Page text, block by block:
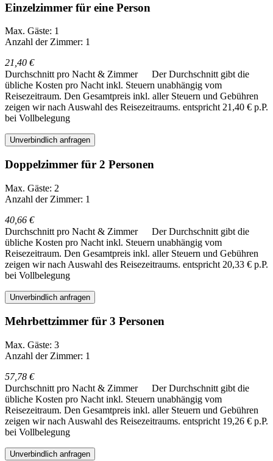
Einzelzimmer für eine Person
Max. Gäste: 1
Anzahl der Zimmer: 1
21,40 €
Durchschnitt pro Nacht & Zimmer
Der Durchschnitt gibt die
übliche Kosten pro Nacht inkl. Steuern unabhängig vom
Reisezeitraum. Den Gesamtpreis inkl. aller Steuern und Gebühren
zeigen wir nach Auswahl des Reisezeitraums. entspricht 21,40 € p.P.
bei Vollbelegung
Unverbindlich anfragen
Doppelzimmer für 2 Personen
Max. Gäste: 2
Anzahl der Zimmer: 1
40,66 €
Durchschnitt pro Nacht & Zimmer
Der Durchschnitt gibt die
übliche Kosten pro Nacht inkl. Steuern unabhängig vom
Reisezeitraum. Den Gesamtpreis inkl. aller Steuern und Gebühren
zeigen wir nach Auswahl des Reisezeitraums. entspricht 20,33 € p.P.
bei Vollbelegung
Unverbindlich anfragen
Mehrbettzimmer für 3 Personen
Max. Gäste: 3
Anzahl der Zimmer: 1
57,78 €
Durchschnitt pro Nacht & Zimmer
Der Durchschnitt gibt die
übliche Kosten pro Nacht inkl. Steuern unabhängig vom
Reisezeitraum. Den Gesamtpreis inkl. aller Steuern und Gebühren
zeigen wir nach Auswahl des Reisezeitraums. entspricht 19,26 € p.P.
bei Vollbelegung
Unverbindlich anfragen